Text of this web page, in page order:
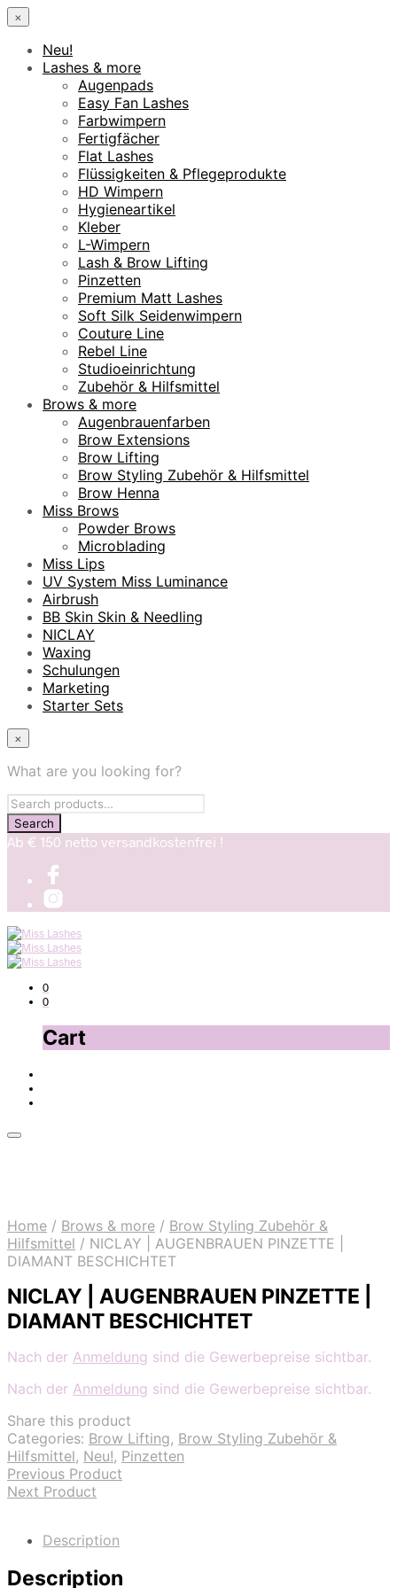
×
Neu!
Lashes & more
Augenpads
Easy Fan Lashes
Farbwimpern
Fertigfächer
Flat Lashes
Flüssigkeiten & Pflegeprodukte
HD Wimpern
Hygieneartikel
Kleber
L-Wimpern
Lash & Brow Lifting
Pinzetten
Premium Matt Lashes
Soft Silk Seidenwimpern
Couture Line
Rebel Line
Studioeinrichtung
Zubehör & Hilfsmittel
Brows & more
Augenbrauenfarben
Brow Extensions
Brow Lifting
Brow Styling Zubehör & Hilfsmittel
Brow Henna
Miss Brows
Powder Brows
Microblading
Miss Lips
UV System Miss Luminance
Airbrush
BB Skin Skin & Needling
NICLAY
Waxing
Schulungen
Marketing
Starter Sets
×
What are you looking for?
Ab € 150 netto versandkostenfrei !
0
0
Cart
Home / Brows & more / Brow Styling Zubehör &
Hilfsmittel / NICLAY | AUGENBRAUEN PINZETTE |
DIAMANT BESCHICHTET
NICLAY | AUGENBRAUEN PINZETTE |
DIAMANT BESCHICHTET
Nach der Anmeldung sind die Gewerbepreise sichtbar.
Nach der Anmeldung sind die Gewerbepreise sichtbar.
Share this product
Categories: Brow Lifting, Brow Styling Zubehör &
Hilfsmittel, Neu!, Pinzetten
Previous Product
Next Product
Description
Description